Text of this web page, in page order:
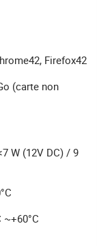
Firefox42
(carte non
W (12V DC) / 9